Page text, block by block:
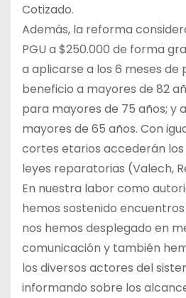
Cotizado.
Además, la reforma
PGU a $250.000 de forma
a aplicarse a los 6 meses de
beneficio a mayores de 82
para mayores de 75 años; y
mayores de 65 años. Con
cortes etarios accederán
leyes reparatorias (Valech,
En nuestra labor como
hemos sostenido
nos hemos desplegado en
comunicación y también
los diversos actores del
informando sobre los